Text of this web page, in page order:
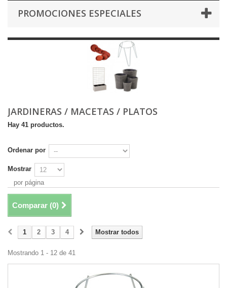
PROMOCIONES ESPECIALES
JARDINERAS / MACETAS / PLATOS
Hay 41 productos.
Ordenar por
Mostrar
por página
Comparar (0)
Mostrar todos
1 2 3 4
Mostrando 1 - 12 de 41